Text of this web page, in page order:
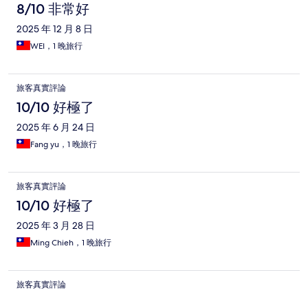
8/10 非常好
2025 年 12 月 8 日
WEI，1 晚旅行
旅客真實評論
10/10 好極了
2025 年 6 月 24 日
Fang yu，1 晚旅行
旅客真實評論
10/10 好極了
2025 年 3 月 28 日
Ming Chieh，1 晚旅行
旅客真實評論